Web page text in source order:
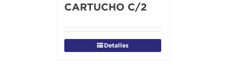
CARTUCHO C/2
Detalles